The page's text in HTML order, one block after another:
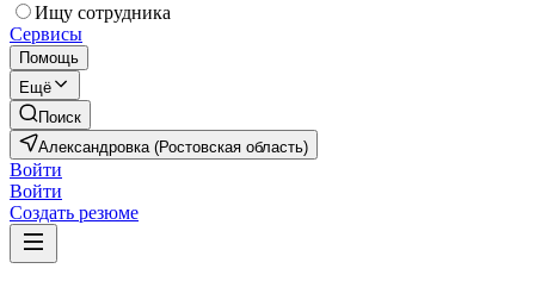
Ищу сотрудника
Сервисы
Помощь
Ещё
Поиск
Александровка (Ростовская область)
Войти
Войти
Создать резюме